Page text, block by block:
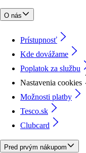
O nás
Prístupnosť
Kde dovážame
Poplatok za službu
Nastavenia cookies
Možnosti platby
Tesco.sk
Clubcard
Pred prvým nákupom